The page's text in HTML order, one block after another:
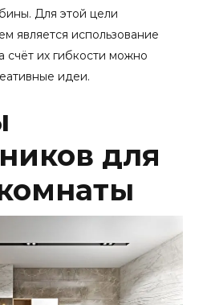
Для этой цели
является использование
счёт их гибкости можно
идеи.
для